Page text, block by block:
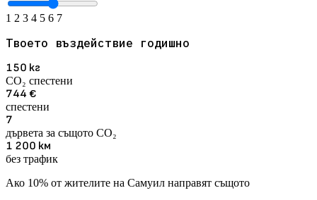
1 2 3 4 5 6 7
Твоето въздействие годишно
150 кг
CO₂ спестени
744 €
спестени
7
дървета за същото CO₂
1 200 км
без трафик
Ако 10% от жителите на Самуил направят същото